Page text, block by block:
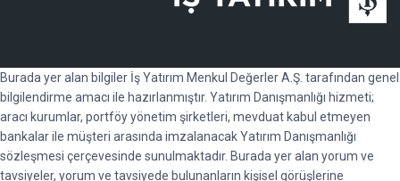
Burada yer alan bilgiler İş Yatırım Menkul Değerler A.Ş. tarafından genel
bilgilendirme amacı ile hazırlanmıştır. Yatırım Danışmanlığı hizmeti;
aracı kurumlar, portföy yönetim şirketleri, mevduat kabul etmeyen
bankalar ile müşteri arasında imzalanacak Yatırım Danışmanlığı
sözleşmesi çerçevesinde sunulmaktadır. Burada yer alan yorum ve
tavsiyeler, yorum ve tavsiyede bulunanların kişisel görüşlerine